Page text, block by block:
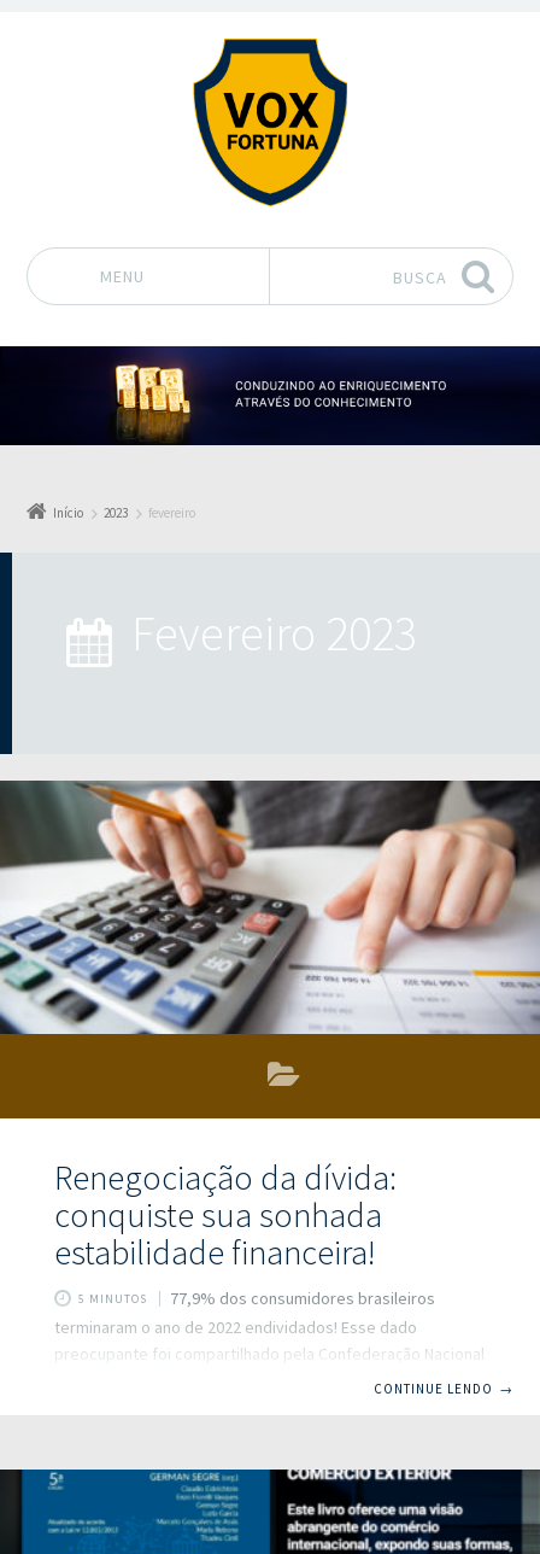
MENU BUSCA
Início 2023 fevereiro
fevereiro 2023
Renegociação da dívida:
conquiste sua sonhada
estabilidade financeira!
5 MINUTOS
77,9% dos consumidores brasileiros
terminaram o ano de 2022 endividados! Esse dado
preocupante foi compartilhado pela Confederação Nacional
de Comércio de Bens, Serviços e Turismo (CNC). E não é de
as levando a recorrer a recursos como a renegociação de
dívidas. Mas, será que este é o melhor caminho para
colocar em ordem as finanças? Respondemos
CONTINUE LENDO →